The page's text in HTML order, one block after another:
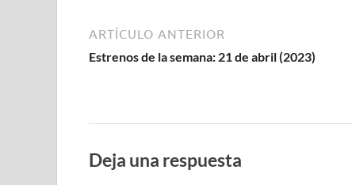
ARTÍCULO ANTERIOR
Estrenos de la semana: 21 de abril (2023)
Deja una respuesta